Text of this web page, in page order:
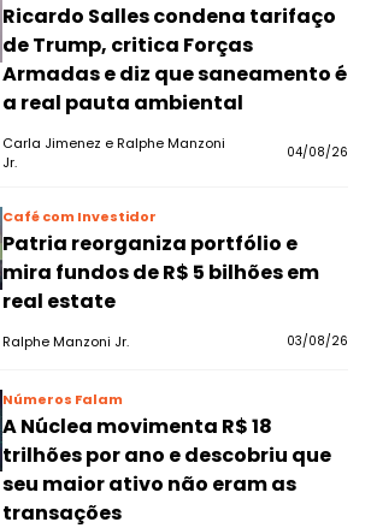
Ricardo Salles condena tarifaço
de Trump, critica Forças
Armadas e diz que saneamento é
a real pauta ambiental
Carla Jimenez e Ralphe Manzoni
Jr.
04/08/26
Café com Investidor
Patria reorganiza portfólio e
mira fundos de R$ 5 bilhões em
real estate
Ralphe Manzoni Jr. 03/08/26
Números Falam
A Núclea movimenta R$ 18
trilhões por ano e descobriu que
seu maior ativo não eram as
transações